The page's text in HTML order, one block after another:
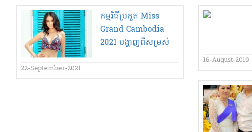
កម្មវិធី​ប្រកួត Miss
Grand Cambodia
2021 បង្ហាញ​ពី​សម្រស់​
22-September-2021
16-August-2019